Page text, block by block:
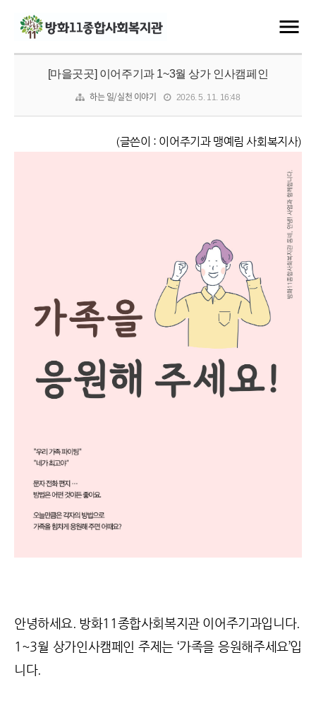
[마을곳곳] 이어주기과 1~3월 상가 인사캠페인
하는 일/실천 이야기 2026. 5. 11. 16:48
(글쓴이 : 이어주기과 맹예림 사회복지사)
안녕하세요. 방화11종합사회복지관 이어주기과입니다.
1~3월 상가인사캠페인 주제는 ‘가족을 응원해주세요’입
니다.